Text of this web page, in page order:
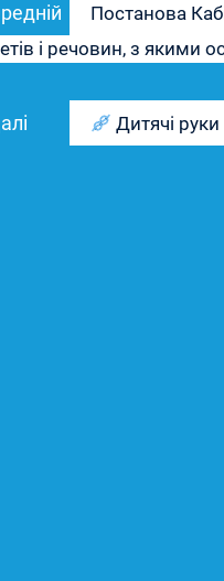
запис:
Постанова
і речовин, з якими
Наступний
запис:
Дитячі